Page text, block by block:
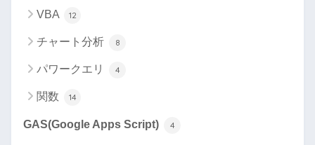
VBA 12
チャート分析 8
パワークエリ 4
関数 14
GAS(Google Apps Script) 4